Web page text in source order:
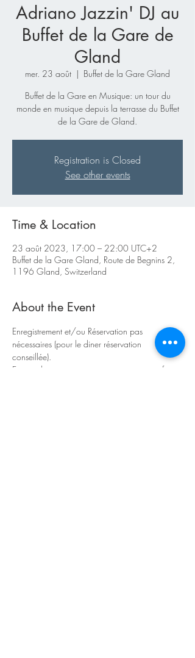
Adriano Jazzin' DJ au
Buffet de la Gare de
Gland
mer. 23 août
  |
Buffet de la Gare Gland
Buffet de la Gare en Musique: un tour du
monde en musique depuis la terrasse du Buffet
de la Gare de Gland.
Registration is Closed
See other events
Time & Location
23 août 2023, 17:00 – 22:00 UTC+2
Buffet de la Gare Gland, Route de Begnins 2,
1196 Gland, Switzerland
About the Event
Enregistrement et/ou Réservation pas
nécessaires (pour le diner réservation
conseillée).
En cas de mauvais temps vous pouvez profiter